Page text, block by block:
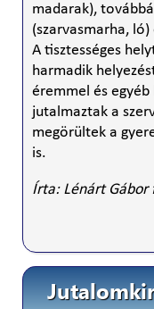
madarak),
(szarvasmarha,
A tisztességes
harmadik
éremmel és
jutalmaztak a
megörültek a
is.
Írta: Lénárt Gábor